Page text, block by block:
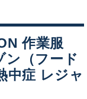
作業服
ン（フード
中症 レジャ